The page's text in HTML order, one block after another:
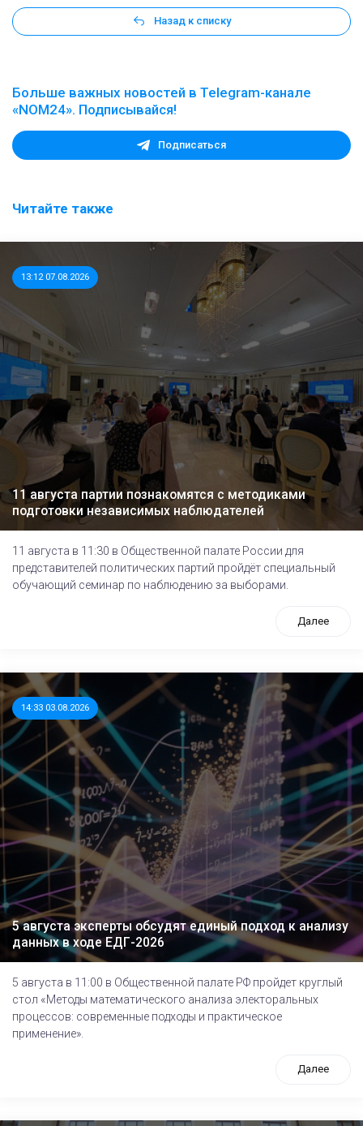
Назад к списку
Больше важных новостей в Telegram-канале
«NOM24». Подписывайся!
Подписаться
Читайте также
13:12 07.08.2026
11 августа партии познакомятся с методиками
подготовки независимых наблюдателей
11 августа в 11:30 в Общественной палате России для
представителей политических партий пройдёт специальный
обучающий семинар по наблюдению за выборами.
Далее
14:33 03.08.2026
5 августа эксперты обсудят единый подход к анализу
данных в ходе ЕДГ-2026
5 августа в 11:00 в Общественной палате РФ пройдет круглый
стол «Методы математического анализа электоральных
процессов: современные подходы и практическое
применение».
Далее